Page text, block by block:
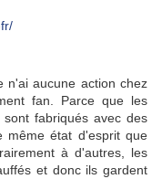
n'ai aucune action chez
fan. Parce que les
fabriqués avec des
même état d'esprit que
à d'autres, les
et donc ils gardent